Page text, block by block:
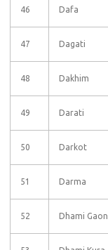
46 Dafa
47 Dagati
48 Dakhim
49 Darati
50 Darkot
51 Darma
52 Dhami Gaon